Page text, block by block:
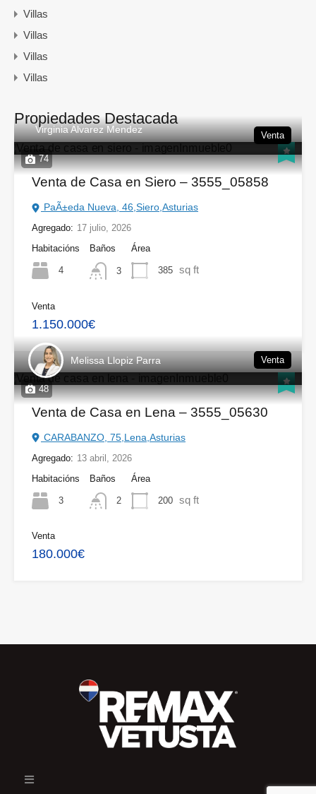
Villas
Villas
Villas
Villas
Propiedades Destacada
74
Virginia Alvarez Mendez
Venta
Venta de Casa en Siero – 3555_05858
PaÃ±eda Nueva, 46,Siero,Asturias
Agregado: 17 julio, 2026
Habitacións
4
Baños
3
Área
385 sq ft
Venta
1.150.000€
48
Melissa Llopiz Parra Venta
Venta de Casa en Lena – 3555_05630
CARABANZO, 75,Lena,Asturias
Agregado: 13 abril, 2026
Habitacións
3
Baños
2
Área
200 sq ft
Venta
180.000€